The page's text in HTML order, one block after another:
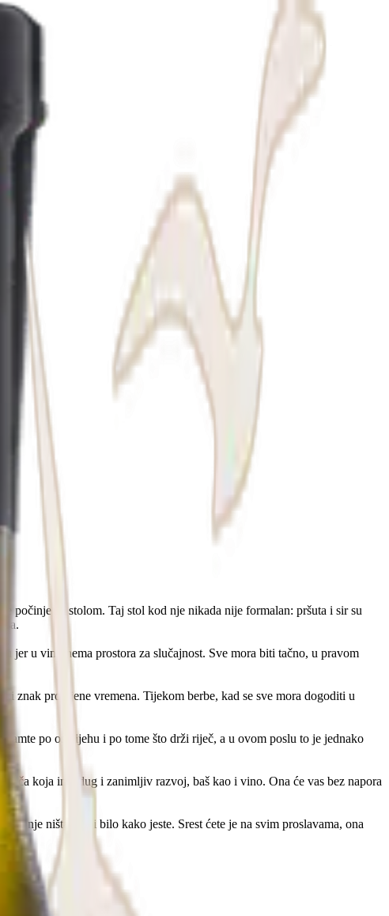
počinje za stolom. Taj stol kod nje nikada nije formalan: pršuta i sir su
jer u vinu nema prostora za slučajnost. Sve mora biti tačno, u pravom
znak promjene vremena. Tijekom berbe, kad se sve mora dogoditi u
po osmijehu i po tome što drži riječ, a u ovom poslu to je jednako
koja ima dug i zanimljiv razvoj, baš kao i vino. Ona će vas bez napora
nje ništa ne bi bilo kako jeste. Srest ćete je na svim proslavama, ona